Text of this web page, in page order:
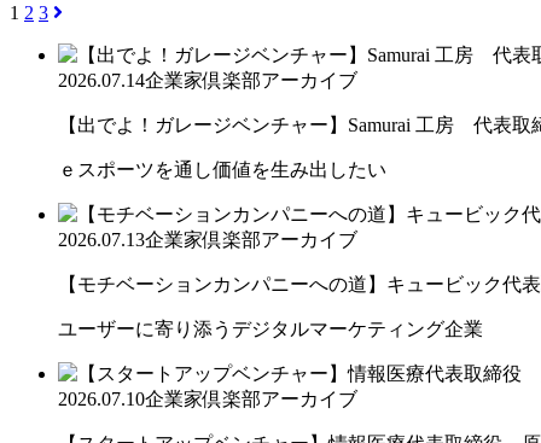
1 2 3
2026.07.14企業家倶楽部アーカイブ
【出でよ！ガレージベンチャー】Samurai 工房 代表取
ｅスポーツを通し価値を生み出したい
2026.07.13企業家倶楽部アーカイブ
【モチベーションカンパニーへの道】キュービック代
ユーザーに寄り添うデジタルマーケティング企業
2026.07.10企業家倶楽部アーカイブ